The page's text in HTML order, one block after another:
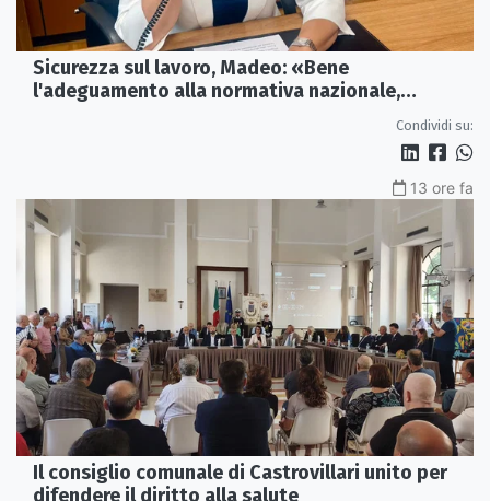
Sicurezza sul lavoro, Madeo: «Bene
l'adeguamento alla normativa nazionale,
Condividi su:
13 ore fa
Il consiglio comunale di Castrovillari unito per
difendere il diritto alla salute